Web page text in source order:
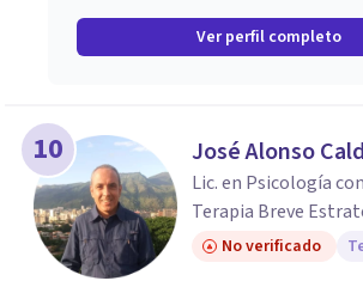
Ver perfil completo
10 José Alonso
Lic. en Psicología
Terapia Breve
No verificado